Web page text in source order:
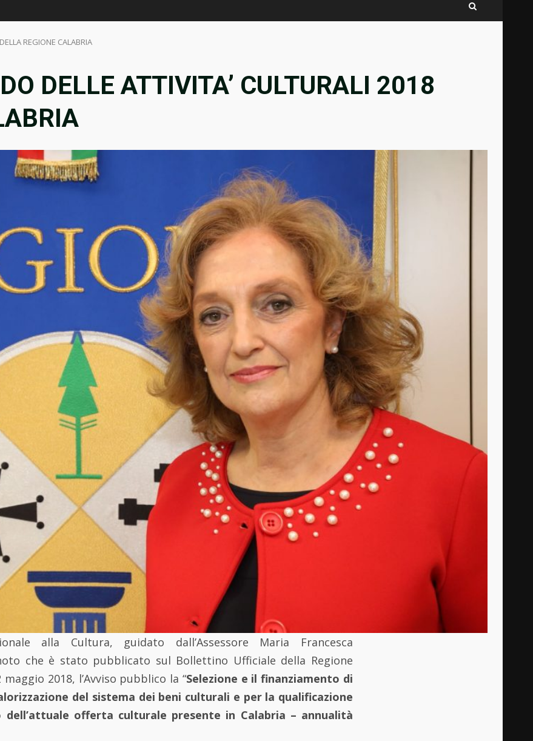
REGIONE CALABRIA
DELLE ATTIVITA’ CULTURALI 2018
alla Cultura, guidato dall’Assessore Maria Francesca
che è stato pubblicato sul Bollettino Ufficiale della Regione
2018, l’Avviso pubblico la “Selezione e il finanziamento di
del sistema dei beni culturali e per la qualificazione
offerta culturale presente in Calabria – annualità